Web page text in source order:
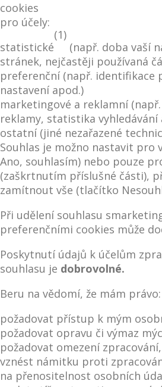
cookies
pro účely:
statistické
(1)
(např. doba vaší
stránek, nejčastěji používaná
preferenční (např. identifikace
nastavení apod.)
marketingové a reklamní
reklamy, statistika vyhledávání
ostatní (jiné nezařazené
Souhlas je možno nastavit pro
Ano, souhlasím) nebo pouze
(zaškrtnutím příslušné části),
zamítnout vše (tlačítko
Při udělení souhlasu
preferenčními cookies může
Poskytnutí údajů k účelům
souhlasu je dobrovolné.
Beru na vědomí, že mám právo:
požadovat přístup k mým
požadovat opravu či výmaz
požadovat omezení zpracování,
vznést námitku proti
na přenositelnost osobních